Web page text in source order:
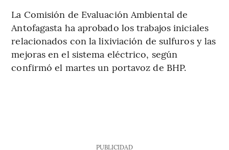
La Comisión de Evaluación Ambiental de
Antofagasta ha aprobado los trabajos iniciales
relacionados con la lixiviación de sulfuros y las
mejoras en el sistema eléctrico, según
confirmó el martes un portavoz de BHP.
PUBLICIDAD